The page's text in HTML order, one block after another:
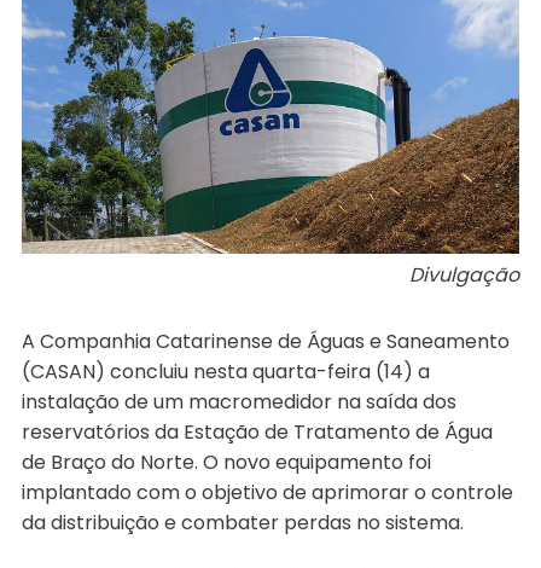
Divulgação
A Companhia Catarinense de Águas e Saneamento
(CASAN) concluiu nesta quarta-feira (14) a
instalação de um macromedidor na saída dos
reservatórios da Estação de Tratamento de Água
de Braço do Norte. O novo equipamento foi
implantado com o objetivo de aprimorar o controle
da distribuição e combater perdas no sistema.